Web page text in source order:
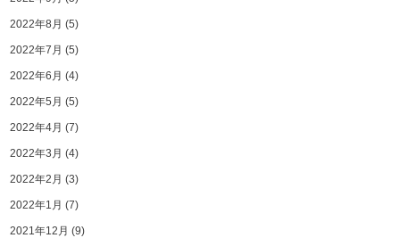
2022年8月 (5)
2022年7月 (5)
2022年6月 (4)
2022年5月 (5)
2022年4月 (7)
2022年3月 (4)
2022年2月 (3)
2022年1月 (7)
2021年12月 (9)